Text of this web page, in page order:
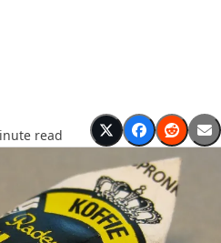
read